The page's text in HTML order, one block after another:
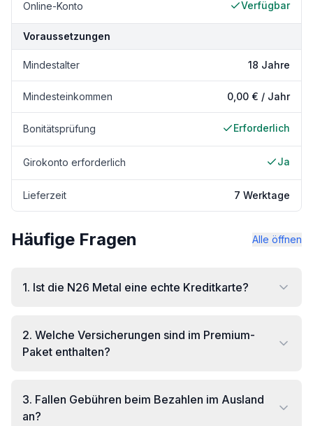
Online-Konto Verfügbar
Voraussetzungen
Mindestalter 18 Jahre
Mindesteinkommen 0,00 € / Jahr
Bonitätsprüfung Erforderlich
Girokonto erforderlich Ja
Lieferzeit 7 Werktage
Häufige Fragen Alle öffnen
1. Ist die N26 Metal eine echte Kreditkarte?
2. Welche Versicherungen sind im Premium-
Paket enthalten?
3. Fallen Gebühren beim Bezahlen im Ausland
an?